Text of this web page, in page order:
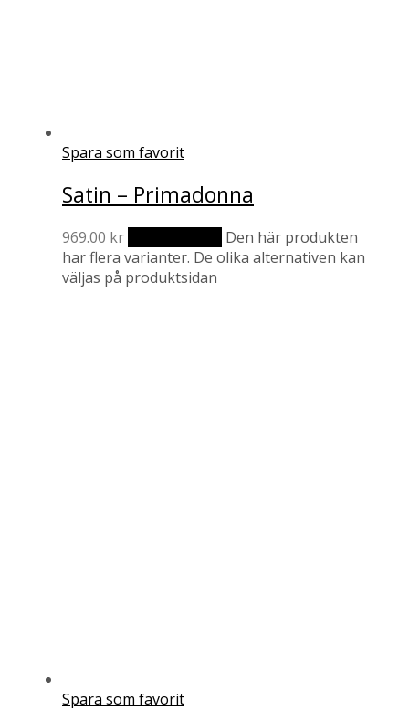
Spara som favorit
Satin – Primadonna
969.00 kr
Den här produkten
har flera varianter. De olika alternativen kan
väljas på produktsidan
Spara som favorit